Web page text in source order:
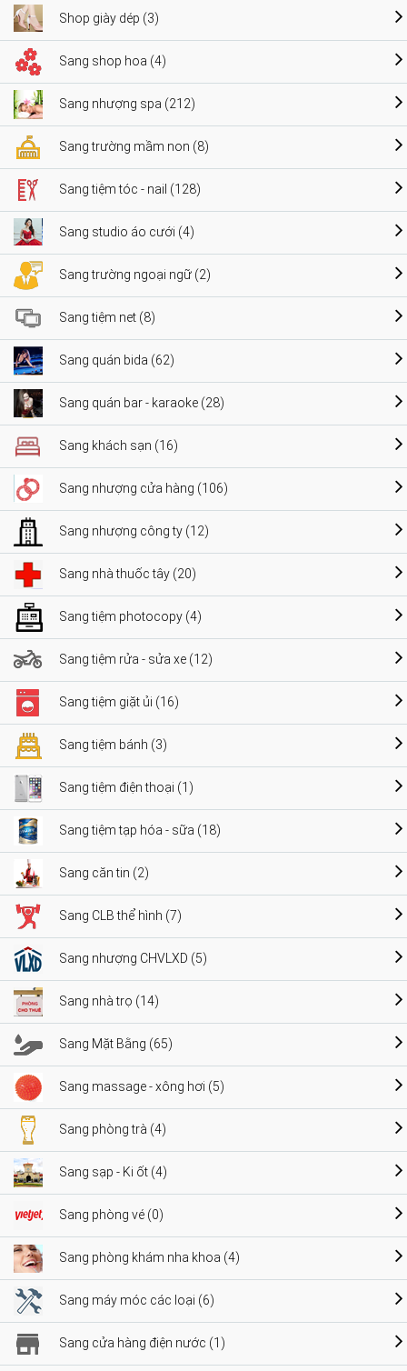
Shop giày dép (3)
Sang shop hoa (4)
Sang nhượng spa (212)
Sang trường mầm non (8)
Sang tiệm tóc - nail (128)
Sang studio áo cưới (4)
Sang trường ngoại ngữ (2)
Sang tiệm net (8)
Sang quán bida (62)
Sang quán bar - karaoke (28)
Sang khách sạn (16)
Sang nhượng cửa hàng (106)
Sang nhượng công ty (12)
Sang nhà thuốc tây (20)
Sang tiệm photocopy (4)
Sang tiệm rửa - sửa xe (12)
Sang tiệm giặt ủi (16)
Sang tiệm bánh (3)
Sang tiệm điện thoại (1)
Sang tiệm tạp hóa - sữa (18)
Sang căn tin (2)
Sang CLB thể hình (7)
Sang nhượng CHVLXD (5)
Sang nhà trọ (14)
Sang Mặt Bằng (65)
Sang massage - xông hơi (5)
Sang phòng trà (4)
Sang sạp - Ki ốt (4)
Sang phòng vé (0)
Sang phòng khám nha khoa (4)
Sang máy móc các loại (6)
Sang cửa hàng điện nước (1)